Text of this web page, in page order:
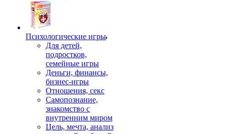
Психологические игры
Для детей,
подростков,
семейные игры
Деньги, финансы,
бизнес-игры
Отношения, секс
Самопознание,
знакомство с
внутренним миром
Цель, мечта, анализ